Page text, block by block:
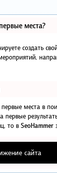
места?
создать
места в
первые
то в SeoHammer
сайта